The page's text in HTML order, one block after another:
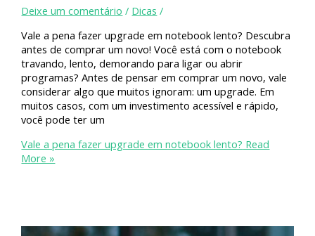
Deixe um comentário / Dicas /
Vale a pena fazer upgrade em notebook lento? Descubra
antes de comprar um novo! Você está com o notebook
travando, lento, demorando para ligar ou abrir
programas? Antes de pensar em comprar um novo, vale
considerar algo que muitos ignoram: um upgrade. Em
muitos casos, com um investimento acessível e rápido,
você pode ter um
Vale a pena fazer upgrade em notebook lento? Read
More »